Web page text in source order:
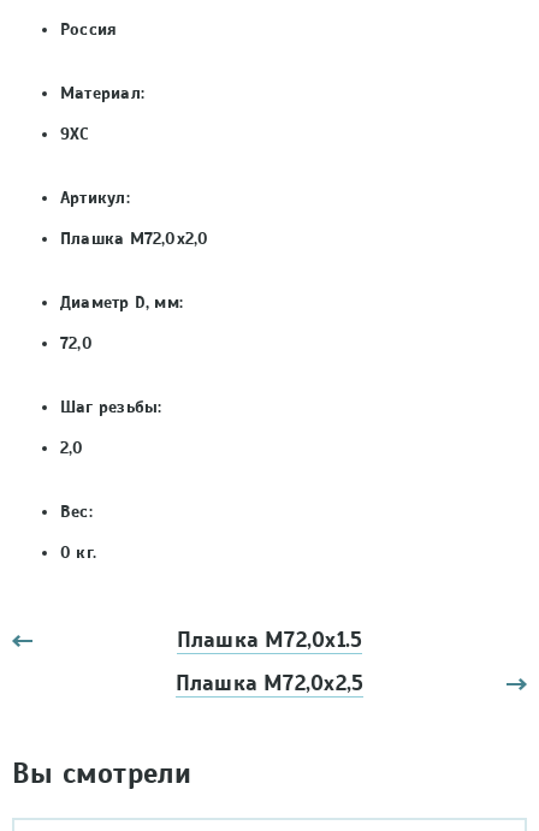
Россия
Материал:
9ХС
Артикул:
Плашка М72,0х2,0
Диаметр D, мм:
72,0
Шаг резьбы:
2,0
Вес:
0 кг.
Плашка М72,0х1.5
Плашка М72,0х2,5
Вы смотрели